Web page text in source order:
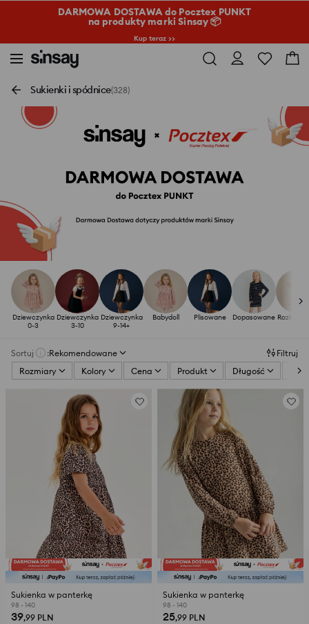
DARMOWA DOSTAWA do Pocztex PUNKT
na produkty marki Sinsay 📦
Kup teraz >>
Sukienki i spódnice(328)
Dziewczynka
0-3
Dziewczynka
3-10
Dziewczynka
9-14+
Babydoll Plisowane Dopasowane
Sortuj :Rekomendowane
Filtruj
Rozmiary
Kolory Cena Produkt Długość
Sukienka w panterkę
98 - 140
39,99 PLN
Sukienka w panterkę
98 - 140
25,99 PLN